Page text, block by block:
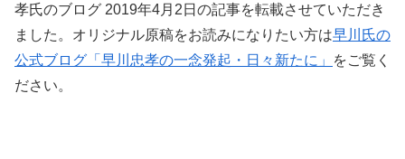
孝氏のブログ 2019年4月2日の記事を転載させていただき
ました。オリジナル原稿をお読みになりたい方は早川氏の
公式ブログ「早川忠孝の一念発起・日々新たに」
をご覧く
ださい。